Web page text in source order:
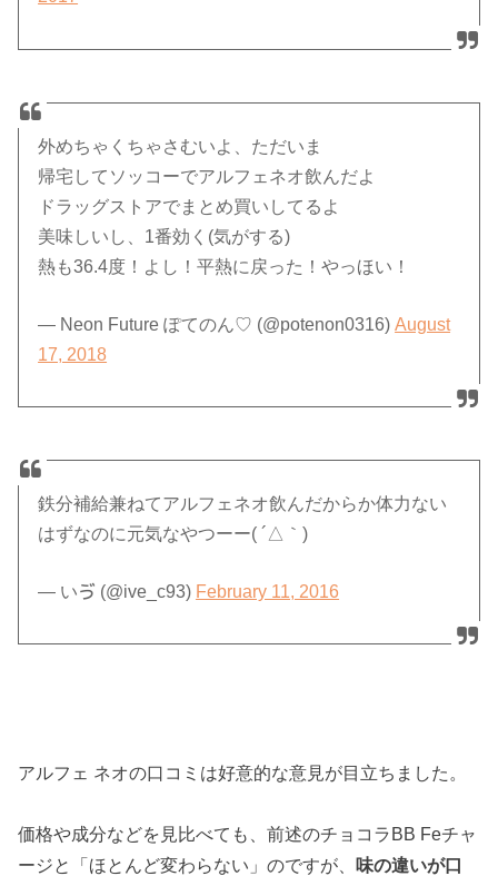
外めちゃくちゃさむいよ、ただいま
帰宅してソッコーでアルフェネオ飲んだよ
ドラッグストアでまとめ買いしてるよ
美味しいし、1番効く(気がする)
熱も36.4度！よし！平熱に戻った！やっほい！
— Neon Future ぽてのん♡ (@potenon0316)August
17, 2018
鉄分補給兼ねてアルフェネオ飲んだからか体力ない
はずなのに元気なやつーー( ´△｀)
— いゔ (@ive_c93) February 11, 2016
アルフェ ネオの口コミは好意的な意見が目立ちました。
価格や成分などを見比べても、前述のチョコラBB Feチャ
ージと「ほとんど変わらない」のですが、味の違いが口